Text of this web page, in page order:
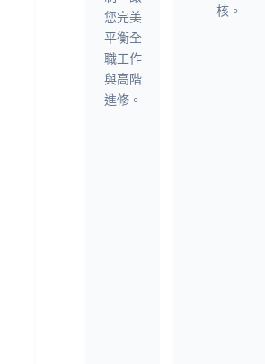
您完美
平衡全
職工作
與高階
進修。
核。